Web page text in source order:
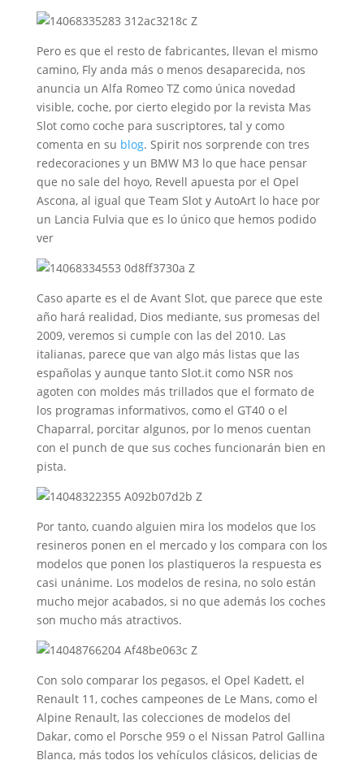
Pero es que el resto de fabricantes, llevan el mismo
camino, Fly anda más o menos desaparecida, nos
anuncia un Alfa Romeo TZ como única novedad
visible, coche, por cierto elegido por la revista Mas
Slot como coche para suscriptores, tal y como
comenta en su blog. Spirit nos sorprende con tres
redecoraciones y un BMW M3 lo que hace pensar
que no sale del hoyo, Revell apuesta por el Opel
Ascona, al igual que Team Slot y AutoArt lo hace por
un Lancia Fulvia que es lo único que hemos podido
ver
Caso aparte es el de Avant Slot, que parece que este
año hará realidad, Dios mediante, sus promesas del
2009, veremos si cumple con las del 2010. Las
italianas, parece que van algo más listas que las
españolas y aunque tanto Slot.it como NSR nos
agoten con moldes más trillados que el formato de
los programas informativos, como el GT40 o el
Chaparral, porcitar algunos, por lo menos cuentan
con el punch de que sus coches funcionarán bien en
pista.
Por tanto, cuando alguien mira los modelos que los
resineros ponen en el mercado y los compara con los
modelos que ponen los plastiqueros la respuesta es
casi unánime. Los modelos de resina, no solo están
mucho mejor acabados, si no que además los coches
son mucho más atractivos.
Con solo comparar los pegasos, el Opel Kadett, el
Renault 11, coches campeones de Le Mans, como el
Alpine Renault, las colecciones de modelos del
Dakar, como el Porsche 959 o el Nissan Patrol Gallina
Blanca, más todos los vehículos clásicos, delicias de